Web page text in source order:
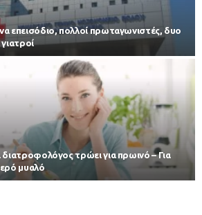
επεισόδιο, πολλοί πρωταγωνιστές, δυο
τρώει για πρωινό – Για
μυαλό